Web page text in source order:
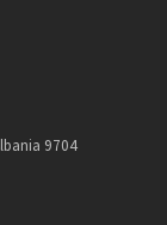
9704